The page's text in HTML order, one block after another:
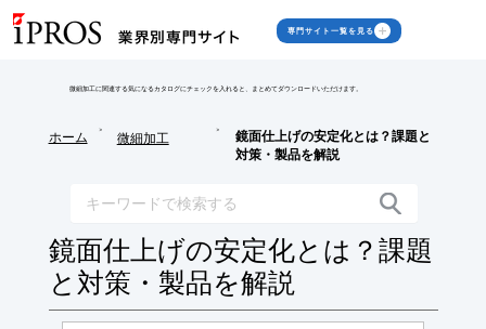
専門サイト一覧を見る
微細加工に関連する気になるカタログにチェックを入れると、まとめてダウンロードいただけます。
ホーム
>
微細加工
>
鏡面仕上げの安定化とは？課題と
対策・製品を解説
鏡面仕上げの安定化とは？課題
と対策・製品を解説